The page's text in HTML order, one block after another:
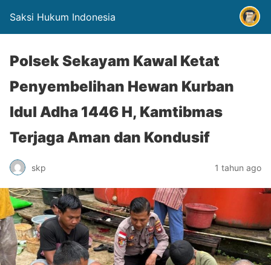
Saksi Hukum Indonesia
Polsek Sekayam Kawal Ketat
Penyembelihan Hewan Kurban
Idul Adha 1446 H, Kamtibmas
Terjaga Aman dan Kondusif
skp 1 tahun ago